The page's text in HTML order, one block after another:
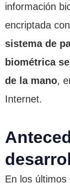
información
encriptada
sistema de
biométrica
de la mano,
Internet.
En los